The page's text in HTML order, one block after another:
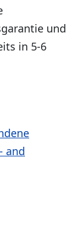
und
in 5-6
and